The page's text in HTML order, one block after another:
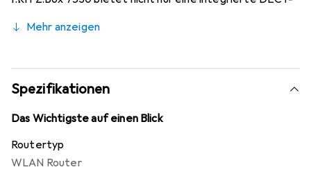
Anschlüsse, einen USB-Anschluss sowie einen
der benutzerfreundlichen FRITZ!OS-Software wird die
Verwaltung Ihres Netzwerks einfach und sicher
gestaltet. Die FRITZ!Box 7530 unterstützt WLAN Mesh,
wodurch eine nahtlose Verbindung für Streaming, Gaming
Zuhauses gewährleistet wird. Sicherheit wird bei der
FRITZ!Box grossgeschrieben, mit einem umfassenden
Mehr anzeigen
Spezifikationen
Das Wichtigste auf einen Blick
Routertyp
WLAN Router